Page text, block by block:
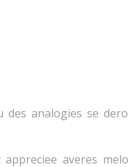
des analogies se
averes